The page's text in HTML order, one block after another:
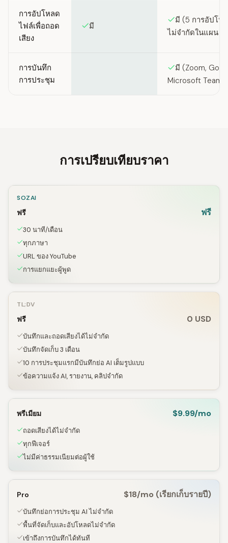
การอัปโหลด
ไฟล์เพื่อถอด
เสียง
มี
มี (5 การอัปโห
ไม่จำกัดในแผน
การบันทึก
การประชุม
มี (Zoom,
Microsoft
การเปรียบเทียบราคา
SOZAI
ฟรี ฟรี
30 นาที/เดือน
ทุกภาษา
URL ของ YouTube
การแยกแยะผู้พูด
TL;DV
ฟรี 0 USD
บันทึกและถอดเสียงได้ไม่จำกัด
บันทึกจัดเก็บ 3 เดือน
10 การประชุมแรกมีบันทึกย่อ AI เต็มรูปแบบ
ข้อความแจ้ง AI, รายงาน, คลิปจำกัด
พรีเมียม $9.99/mo
ถอดเสียงได้ไม่จำกัด
ทุกฟีเจอร์
ไม่มีค่าธรรมเนียมต่อผู้ใช้
Pro $18/mo (เรียกเก็บรายปี)
บันทึกย่อการประชุม AI ไม่จำกัด
พื้นที่จัดเก็บและอัปโหลดไม่จำกัด
เข้าถึงการบันทึกได้ทันที